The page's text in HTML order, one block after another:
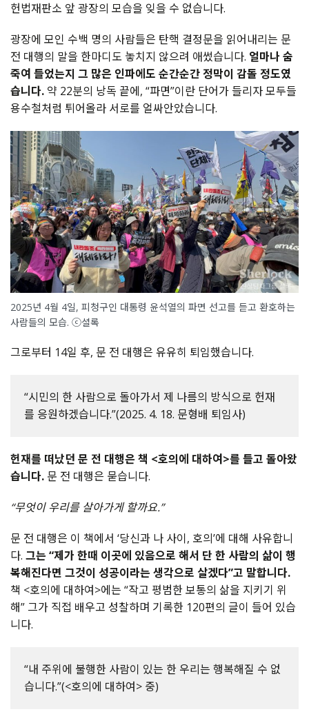
헌법재판소 앞 광장의 모습을 잊을 수 없습니다.
광장에 모인 수백 명의 사람들은 탄핵 결정문을 읽어내리는 문
전 대행의 말을 한마디도 놓치지 않으려 애썼습니다. 얼마나 숨
죽여 들었는지 그 많은 인파에도 순간순간 정막이 감돌 정도였
습니다. 약 22분의 낭독 끝에, “파면”이란 단어가 들리자 모두들
용수철처럼 튀어올라 서로를 얼싸안았습니다.
2025년 4월 4일, 피청구인 대통령 윤석열의 파면 선고를 듣고 환호하는
사람들의 모습. ⓒ셜록
그로부터 14일 후, 문 전 대행은 유유히 퇴임했습니다.
“시민의 한 사람으로 돌아가서 제 나름의 방식으로 헌재
를 응원하겠습니다.”(2025. 4. 18. 문형배 퇴임사)
헌재를 떠났던 문 전 대행은 책 <호의에 대하여>를 들고 돌아왔
습니다. 문 전 대행은 묻습니다.
“무엇이 우리를 살아가게 할까요.”
문 전 대행은 이 책에서 ‘당신과 나 사이, 호의’에 대해 사유합니
다. 그는 “제가 한때 이곳에 있음으로 해서 단 한 사람의 삶이 행
복해진다면 그것이 성공이라는 생각으로 살겠다”고 말합니다.
책 <호의에 대하여>에는 “작고 평범한 보통의 삶을 지키기 위
해” 그가 직접 배우고 성찰하며 기록한 120편의 글이 들어 있습
니다.
“내 주위에 불행한 사람이 있는 한 우리는 행복해질 수 없
습니다.”(<호의에 대하여> 중)